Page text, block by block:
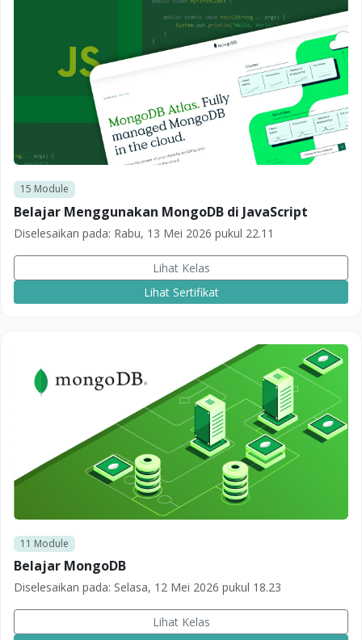
15 Module
Belajar Menggunakan MongoDB di JavaScript
Diselesaikan pada: Rabu, 13 Mei 2026 pukul 22.11
Lihat Kelas
Lihat Sertifikat
11 Module
Belajar MongoDB
Diselesaikan pada: Selasa, 12 Mei 2026 pukul 18.23
Lihat Kelas